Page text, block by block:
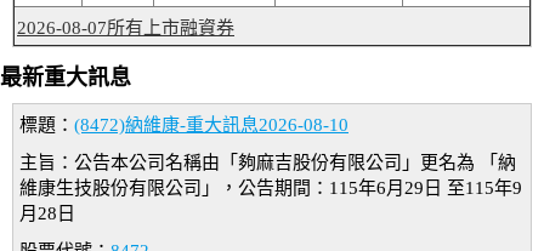
2026-08-07所有上市融資券
最新重大訊息
標題： (8472)納維康-重大訊息2026-08-10
主旨：公告本公司名稱由「夠麻吉股份有限公司」更名為 「納
維康生技股份有限公司」，公告期間：115年6月29日 至115年9
月28日